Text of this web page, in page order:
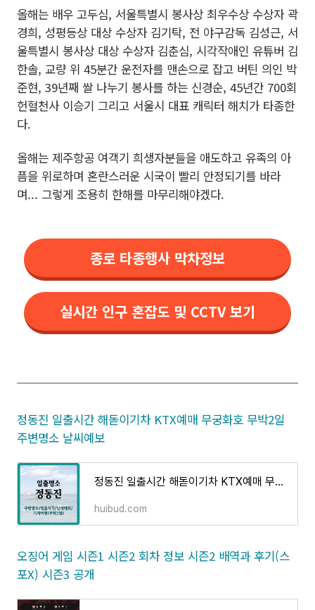
올해는 배우 고두심, 서울특별시 봉사상 최우수상 수상자 곽
경희, 성평등상 대상 수상자 김기탁, 전 야구감독 김성근, 서
울특별시 봉사상 대상 수상자 김춘심, 시각작애인 유튜버 김
한솔, 교량 위 45분간 운전자를 맨손으로 잡고 버틴 의인 박
준현, 39년째 쌀 나누기 봉사를 하는 신경순, 45년간 700회
헌혈천사 이승기 그리고 서울시 대표 캐릭터 해치가 타종한
다.
올해는 제주항공 여객기 희생자분들을 애도하고 유족의 아
픔을 위로하며 혼란스러운 시국이 빨리 안정되기를 바라
며... 그렇게 조용히 한해를 마무리해야겠다.
종로 타종행사 막차정보
실시간 인구 혼잡도 및 CCTV 보기
정동진 일출시간 해돋이기차 KTX예매 무궁화호 무박2일
주변명소 날씨예보
정동진 일출시간 해돋이기차 KTX예매 무궁화호 무박2일 주변명소 날씨예보
huibud.com
오징어 게임 시즌1 시즌2 회차 정보 시즌2 배역과 후기(스
포X) 시즌3 공개